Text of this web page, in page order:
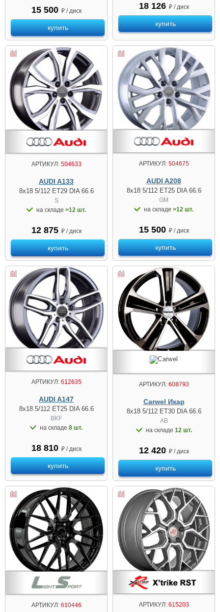
15 500 ₽ / диск
купить
18 126 ₽ / диск
купить
АРТИКУЛ:504633
AUDI A133
8x18 5/112 ET29 DIA 66.6
S
на складе >12 шт.
12 875 ₽ / диск
купить
АРТИКУЛ:504675
AUDI A208
8x18 5/112 ET25 DIA 66.6
GM
на складе >12 шт.
15 500 ₽ / диск
купить
АРТИКУЛ:612635
AUDI A147
8x18 5/112 ET25 DIA 66.6
BKF
на складе 8 шт.
18 810 ₽ / диск
купить
АРТИКУЛ:608793
Carwel Икар
8x18 5/112 ET30 DIA 66.6
AB
на складе 12 шт.
12 420 ₽ / диск
купить
АРТИКУЛ:610446 АРТИКУЛ:615203